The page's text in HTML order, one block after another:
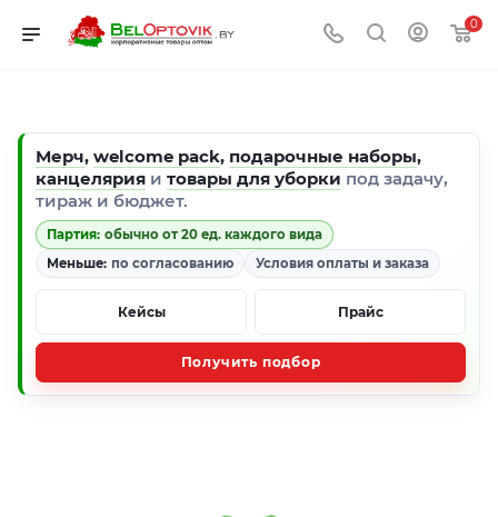
0
Мерч, welcome pack, подарочные наборы,
канцелярия и товары для уборки под задачу,
тираж и бюджет.
Партия: обычно от 20 ед. каждого вида
Меньше: по согласованию Условия оплаты и заказа
Кейсы Прайс
Получить подбор